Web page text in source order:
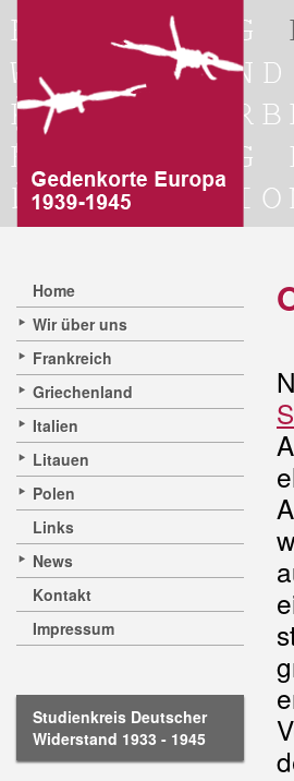
Home
Wir über uns
Frankreich
Griechenland
Italien
Litauen
Polen
Links
News
Kontakt
Impressum
Studienkreis Deutscher
Widerstand 1933 - 1945